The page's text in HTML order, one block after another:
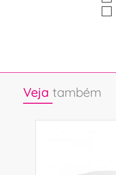
Veja também